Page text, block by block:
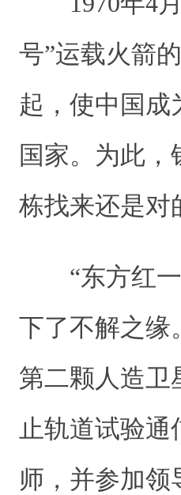
号”运载火箭
起，使中国成
国家。为此，
栋找来还是
“东方红一
下了不解之缘
第二颗人造卫
止轨道试验
师，并参加